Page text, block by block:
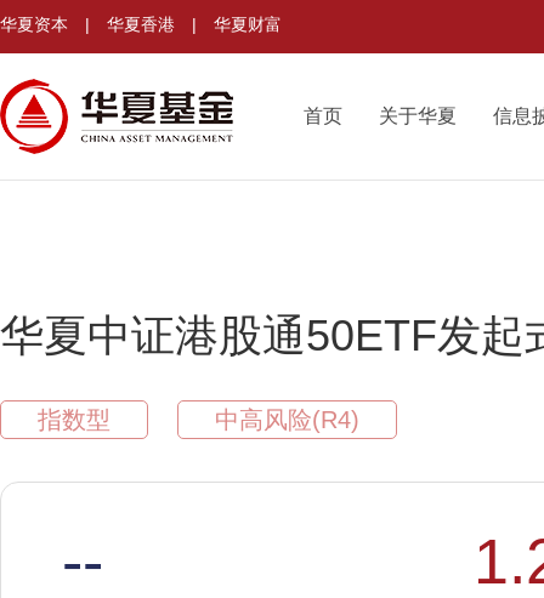
华夏资本 | 华夏香港 | 华夏财富
首页 关于华夏 信息
华夏中证港股通50ETF发起
指数型 中高风险(R4)
--